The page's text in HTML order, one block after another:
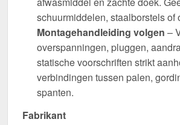
schuurmiddelen, staalborstels of
Montagehandleiding volgen –
overspanningen, pluggen,
statische voorschriften strikt
verbindingen tussen palen,
spanten.
Fabrikant